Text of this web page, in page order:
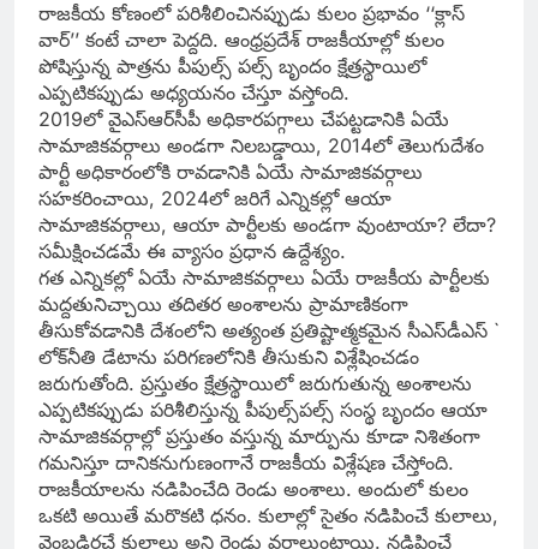
రాజకీయ కోణంలో పరిశీలించినప్పుడు కులం ప్రభావం ‘‘క్లాస్‌
వార్‌’’ కంటే చాలా పెద్దది. ఆంధ్రప్రదేశ్‌ రాజకీయాల్లో కులం
పోషిస్తున్న పాత్రను పీపుల్స్‌ పల్స్‌ బృందం క్షేత్రస్థాయిలో
ఎప్పటికప్పుడు అధ్యయనం చేస్తూ వస్తోంది.
2019లో వైఎస్‌ఆర్‌సీపీ అధికారపగ్గాలు చేపట్టడానికి ఏయే
సామాజికవర్గాలు అండగా నిలబడ్డాయి, 2014లో తెలుగుదేశం
పార్టీ అధికారంలోకి రావడానికి ఏయే సామాజికవర్గాలు
సహకరించాయి, 2024లో జరిగే ఎన్నికల్లో ఆయా
సామాజికవర్గాలు, ఆయా పార్టీలకు అండగా వుంటాయా? లేదా?
సమీక్షించడమే ఈ వ్యాసం ప్రధాన ఉద్దేశ్యం.
గత ఎన్నికల్లో ఏయే సామాజికవర్గాలు ఏయే రాజకీయ పార్టీలకు
మద్దతునిచ్చాయి తదితర అంశాలను ప్రామాణికంగా
తీసుకోవడానికి దేశంలోని అత్యంత ప్రతిష్టాత్మకమైన సీఎస్‌డీఎస్‌ `
లోక్‌నీతి డేటాను పరిగణలోనికి తీసుకుని విశ్లేషించడం
జరుగుతోంది. ప్రస్తుతం క్షేత్రస్థాయిలో జరుగుతున్న అంశాలను
ఎప్పటికప్పుడు పరిశీలిస్తున్న పీపుల్స్‌పల్స్‌ సంస్థ బృందం ఆయా
సామాజికవర్గాల్లో ప్రస్తుతం వస్తున్న మార్పును కూడా నిశితంగా
గమనిస్తూ దానికనుగుణంగానే రాజకీయ విశ్లేషణ చేస్తోంది.
రాజకీయాలను నడిపించేది రెండు అంశాలు. అందులో కులం
ఒకటి అయితే మరొకటి ధనం. కులాల్లో సైతం నడిపించే కులాలు,
వెంబడిరచే కులాలు అని రెండు వర్గాలుంటాయి. నడిపించే